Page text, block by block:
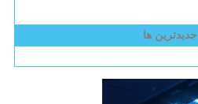
جدیدترین ها